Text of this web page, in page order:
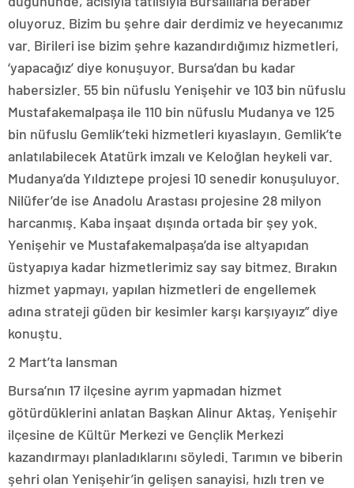
oluyoruz. Bizim bu şehre dair derdimiz ve heyecanımız
var. Birileri ise bizim şehre kazandırdığımız hizmetleri,
‘yapacağız’ diye konuşuyor. Bursa’dan bu kadar
habersizler. 55 bin nüfuslu Yenişehir ve 103 bin nüfuslu
Mustafakemalpaşa ile 110 bin nüfuslu Mudanya ve 125
bin nüfuslu Gemlik’teki hizmetleri kıyaslayın. Gemlik’te
anlatılabilecek Atatürk imzalı ve Keloğlan heykeli var.
Mudanya’da Yıldıztepe projesi 10 senedir konuşuluyor.
Nilüfer’de ise Anadolu Arastası projesine 28 milyon
harcanmış. Kaba inşaat dışında ortada bir şey yok.
Yenişehir ve Mustafakemalpaşa’da ise altyapıdan
üstyapıya kadar hizmetlerimiz say say bitmez. Bırakın
hizmet yapmayı, yapılan hizmetleri de engellemek
adına strateji güden bir kesimler karşı karşıyayız” diye
konuştu.
2 Mart’ta lansman
Bursa’nın 17 ilçesine ayrım yapmadan hizmet
götürdüklerini anlatan Başkan Alinur Aktaş, Yenişehir
ilçesine de Kültür Merkezi ve Gençlik Merkezi
kazandırmayı planladıklarını söyledi. Tarımın ve biberin
şehri olan Yenişehir’in gelişen sanayisi, hızlı tren ve